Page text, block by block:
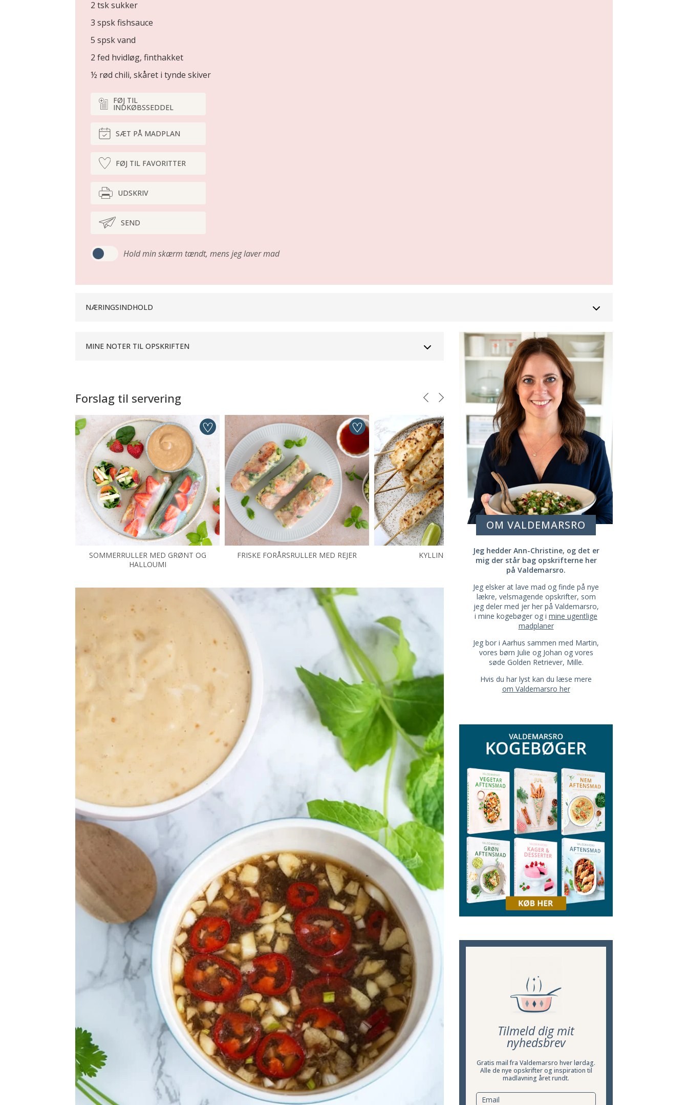
2 tsk sukker
3 spsk fishsauce
5 spsk vand
2 fed hvidløg, finthakket
½ rød chili, skåret i tynde skiver
FØJ TIL
INDKØBSSEDDEL
SÆT PÅ MADPLAN
FØJ TIL FAVORITTER
UDSKRIV
SEND
Hold min skærm tændt, mens jeg laver mad
NÆRINGSINDHOLD
MINE NOTER TIL OPSKRIFTEN
Forslag til servering
SOMMERRULLER MED GRØNT OG
HALLOUMI
FRISKE FORÅRSRULLER MED REJER KYLLINGESATAY THAI FISKEFRIKADELLER / FISHCAKES
OM VALDEMARSRO
Jeg hedder Ann-Christine, og det er
mig der står bag opskrifterne her
på Valdemarsro.
Jeg elsker at lave mad og finde på nye
lækre, velsmagende opskrifter, som
jeg deler med jer her på Valdemarsro,
i mine kogebøger og i mine ugentlige
madplaner
Jeg bor i Aarhus sammen med Martin,
vores børn Julie og Johan og vores
søde Golden Retriever, Mille.
Hvis du har lyst kan du læse mere
om Valdemarsro her
Tilmeld dig mit
nyhedsbrev
Gratis mail fra Valdemarsro hver lørdag.
Alle de nye opskrifter og inspiration til
madlavning året rundt.